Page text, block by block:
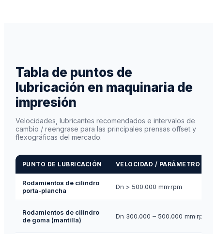
Tabla de puntos de
lubricación en maquinaria de
impresión
Velocidades, lubricantes recomendados e intervalos de
cambio / reengrase para las principales prensas offset y
flexográficas del mercado.
PUNTO DE LUBRICACIÓN VELOCIDAD / PARÁMETRO DN
Rodamientos de cilindro
porta-plancha
Dn > 500.000 mm·rpm
Rodamientos de cilindro
de goma (mantilla)
Dn 300.000 – 500.000 mm·rpm